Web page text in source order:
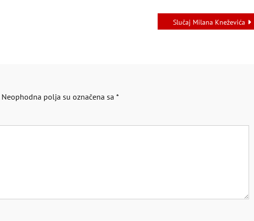
Slučaj Milana Kneževića
Neophodna polja su označena sa *